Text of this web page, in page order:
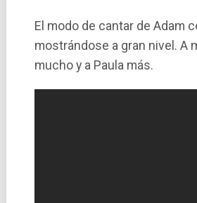
El modo de cantar de Adam
mostrándose a gran nivel. A
mucho y a Paula más.